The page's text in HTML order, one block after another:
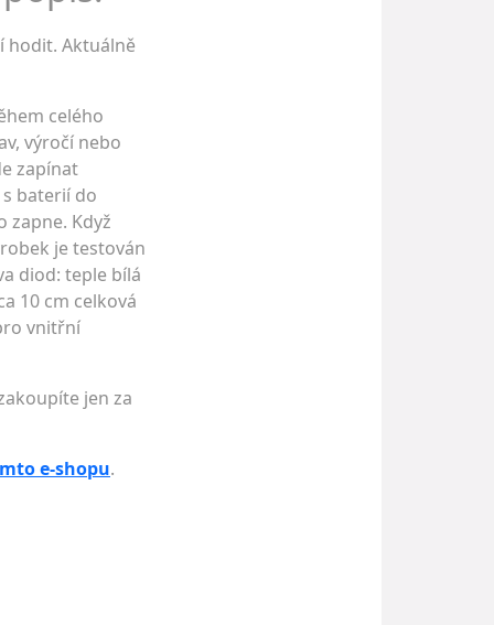
hodit. Aktuálně
celého
výročí nebo
zapínat
baterií do
zapne. Když
je testován
diod: teple bílá
10 cm celková
vnitřní
jen za
e-shopu.